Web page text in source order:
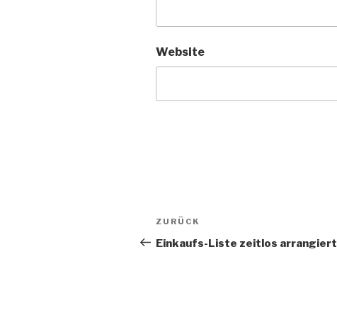
Website
Beitragsnavigation
Vorheriger
Beitrag
ZURÜCK
Einkaufs-Liste zeitlos arrangiert